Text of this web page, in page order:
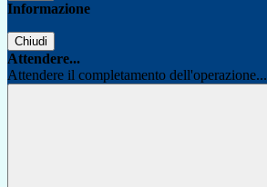
Informazione
Chiudi
Attendere...
Attendere il completamento dell'operazione...